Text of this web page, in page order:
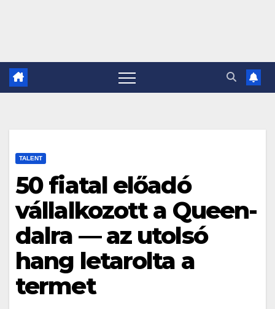
TALENT
50 fiatal előadó
vállalkozott a Queen-
dalra — az utolsó
hang letarolta a
termet